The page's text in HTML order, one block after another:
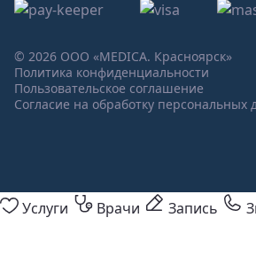
© 2026 ООО «MEDICA. Красноярск»
Политика конфиденциальности
Пользовательское соглашение
Согласие на обработку персональных
Услуги Врачи Запись